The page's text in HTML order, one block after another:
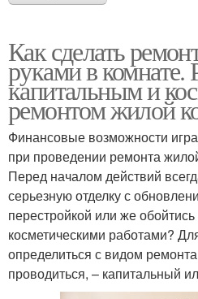
Как сделать
руками в
капитальным и
ремонтом жилой
Финансовые возможности
при проведении ремонта
Перед началом действий
серьезную отделку с
перестройкой или же
косметическими работами?
определиться с видом
проводиться, – капитальный